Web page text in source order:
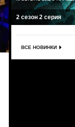
2 сезон 2 серия
ВСЕ НОВИНКИ